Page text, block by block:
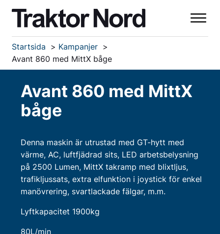
Startsida
Kampanjer
Avant 860 med MittX båge
Avant 860 med MittX
båge
Denna maskin är utrustad med GT-hytt med
värme, AC, luftfjädrad sits, LED arbetsbelysning
på 2500 Lumen, MittX takramp med blixtljus,
trafikljussats, extra elfunktion i joystick för enkel
manövrering, svartlackade fälgar, m.m.
Lyftkapacitet 1900kg
80L/min